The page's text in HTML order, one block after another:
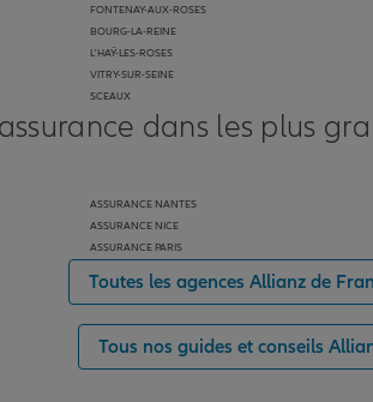
FONTENAY-AUX-ROSES
BOURG-LA-REINE
L'HAŸ-LES-ROSES
VITRY-SUR-SEINE
SCEAUX
dans les plus
ASSURANCE NANTES
ASSURANCE NICE
ASSURANCE PARIS
Toutes les agences Allianz de
Tous nos guides et conseils